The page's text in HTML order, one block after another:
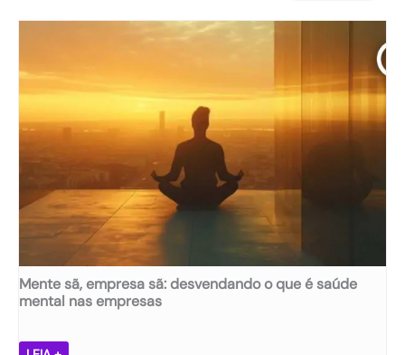
Mente sã, empresa sã: desvendando o que é saúde
mental nas empresas